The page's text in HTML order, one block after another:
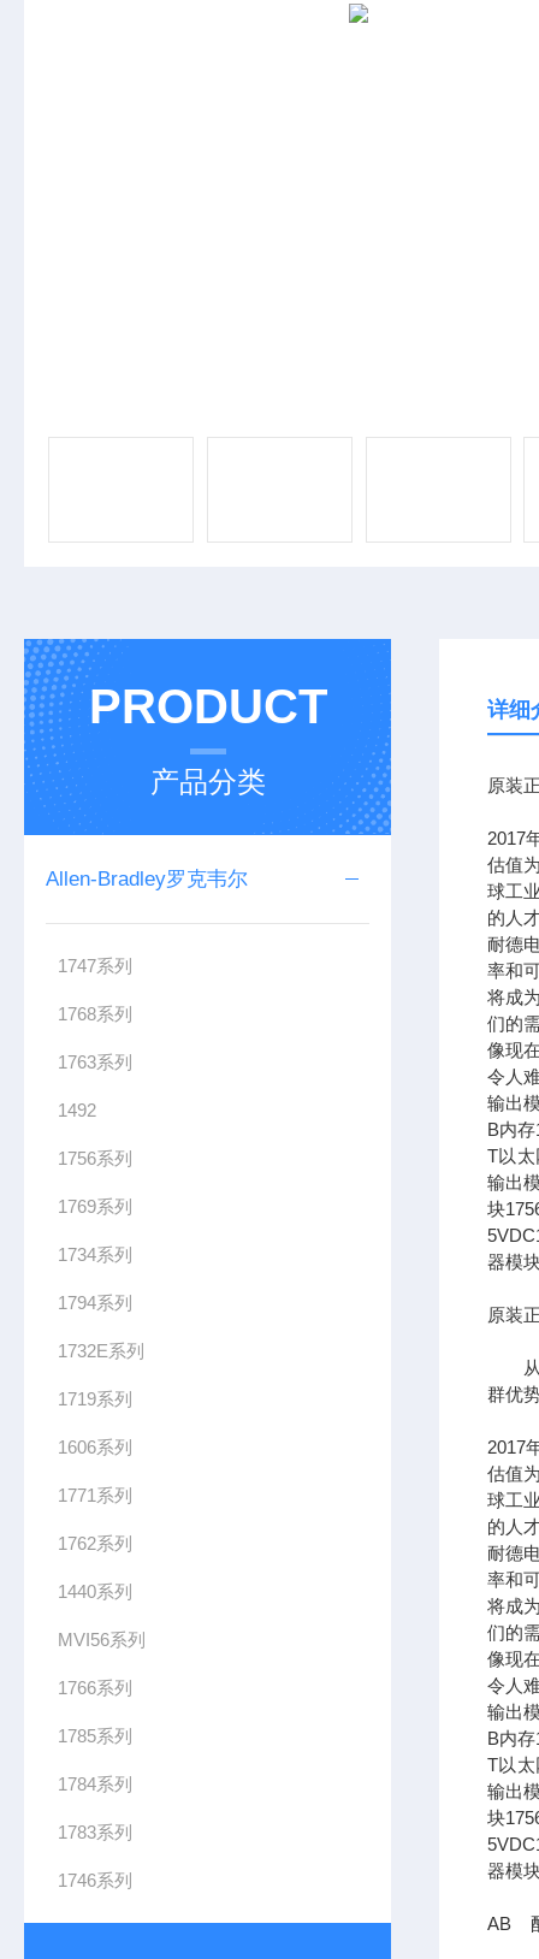
PRODUCT
产品分类
Allen-Bradley罗克韦尔
1747系列
1768系列
1763系列
1492
1756系列
1769系列
1734系列
1794系列
1732E系列
1719系列
1606系列
1771系列
1762系列
1440系列
MVI56系列
1766系列
1785系列
1784系列
1783系列
1746系列
详细
原装
2017
估值
球工
的人
耐德
率和
将成
们的
像现
令人
输出
B内
T以太
输出
块
器模
原装
从长
群优
2017
估值
球工
的人
耐德
率和
将成
们的
像现
令人
输出
B内
T以太
输出
块
器模
AB